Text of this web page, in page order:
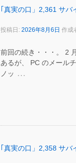
｢真実の口」2,361 サ
投稿日: 2026年8月6日 作成
前回の続き・・・。 2
あるが、 PC のメール
ノッ …
｢真実の口」2,358 サ